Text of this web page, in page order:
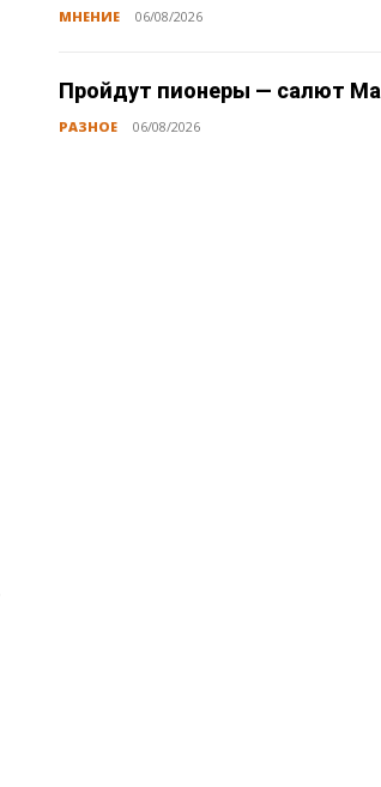
МНЕНИЕ 06/08/2026
Пройдут пионеры — салют
РАЗНОЕ 06/08/2026